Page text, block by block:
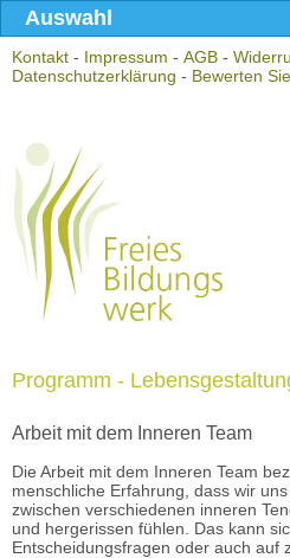
Kontakt - Impressum - AGB -
Datenschutzerklärung - Bewerten
Programm -
Arbeit mit dem Inneren Team
Die Arbeit mit dem Inneren Team
menschliche Erfahrung, dass wir
zwischen verschiedenen inneren
und hergerissen fühlen. Das kann
Entscheidungsfragen oder auch auf
Auswahl